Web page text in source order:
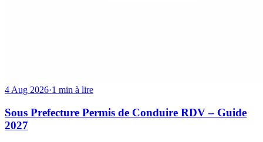
4 Aug 2026·1 min à lire
Sous Prefecture Permis de Conduire RDV – Guide
2027